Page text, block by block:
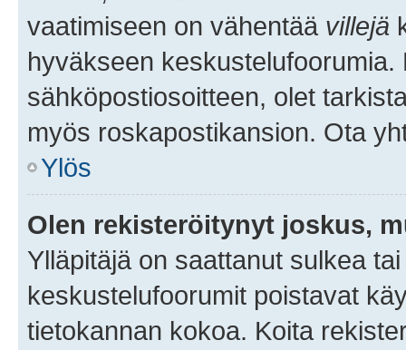
vaatimiseen on vähentää villejä
hyväkseen
sähköpostiosoitteen, olet
myös roskapostikansion. Ota
Ylös
Olen rekisteröitynyt joskus,
Ylläpitäjä on saattanut sulkea
keskustelufoorumit poistavat
tietokannan kokoa. Koita